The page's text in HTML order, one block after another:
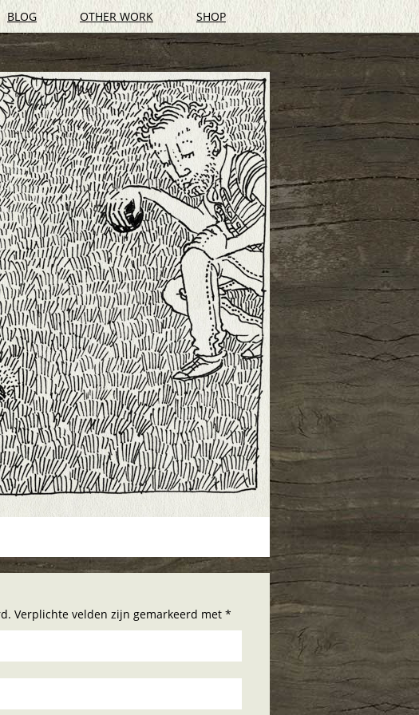
BLOG OTHER WORK SHOP
Verplichte velden zijn gemarkeerd met *